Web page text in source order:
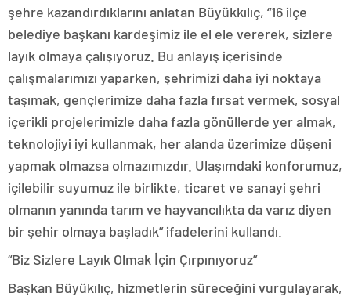
şehre kazandırdıklarını anlatan Büyükkılıç, “16 ilçe
belediye başkanı kardeşimiz ile el ele vererek, sizlere
layık olmaya çalışıyoruz. Bu anlayış içerisinde
çalışmalarımızı yaparken, şehrimizi daha iyi noktaya
taşımak, gençlerimize daha fazla fırsat vermek, sosyal
içerikli projelerimizle daha fazla gönüllerde yer almak,
teknolojiyi iyi kullanmak, her alanda üzerimize düşeni
yapmak olmazsa olmazımızdır. Ulaşımdaki konforumuz,
içilebilir suyumuz ile birlikte, ticaret ve sanayi şehri
olmanın yanında tarım ve hayvancılıkta da varız diyen
bir şehir olmaya başladık” ifadelerini kullandı.
“Biz Sizlere Layık Olmak İçin Çırpınıyoruz”
Başkan Büyükılıç, hizmetlerin süreceğini vurgulayarak,